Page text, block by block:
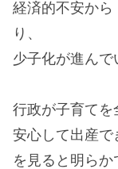
経済的不安か
り、
少子化が進んで
行政が子育てを
安心して出産
を見ると明らか